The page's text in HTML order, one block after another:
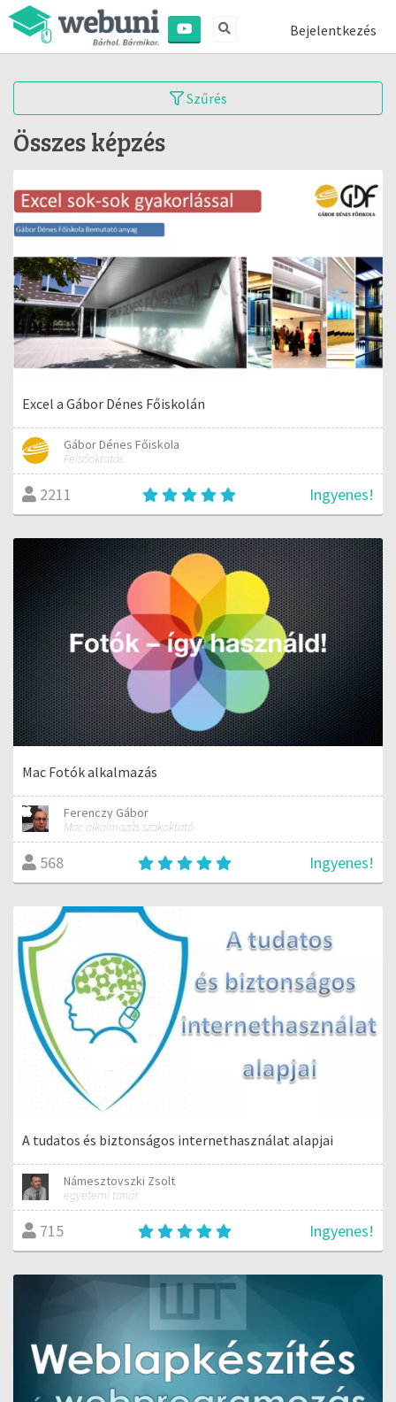
Bejelentkezés
Szűrés
Összes képzés
Excel a Gábor Dénes Főiskolán
Gábor Dénes Főiskola
Felsőoktatás
2211 Ingyenes!
Mac Fotók alkalmazás
Ferenczy Gábor
Mac alkalmazás szakoktató
568 Ingyenes!
A tudatos és biztonságos internethasználat alapjai
Námesztovszki Zsolt
egyetemi tanár
715 Ingyenes!